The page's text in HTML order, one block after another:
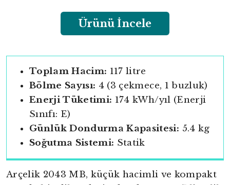
Ürünü İncele
Toplam Hacim: 117 litre
Bölme Sayısı: 4 (3 çekmece, 1 buzluk)
Enerji Tüketimi: 174 kWh/yıl (Enerji
Sınıfı: E)
Günlük Dondurma Kapasitesi: 5.4 kg
Soğutma Sistemi: Statik
Arçelik 2043 MB, küçük hacimli ve kompakt